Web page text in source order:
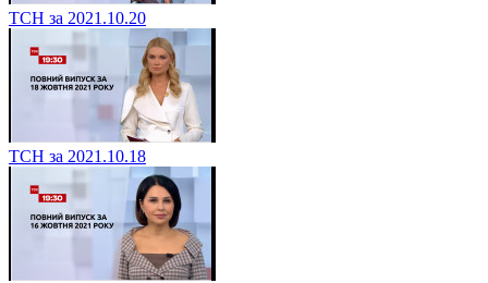
ТСН за 2021.10.20
ТСН за 2021.10.18